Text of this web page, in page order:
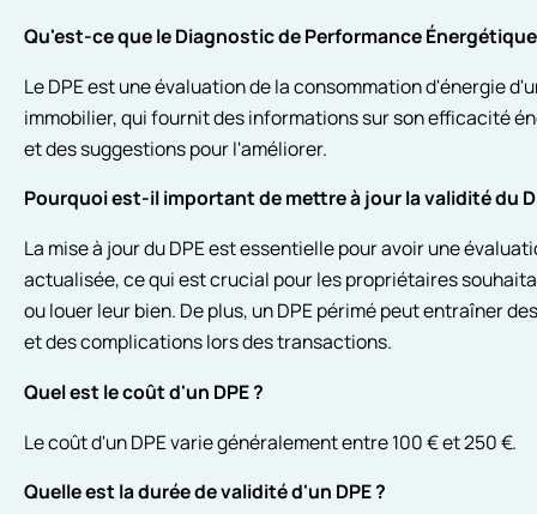
Qu'est-ce que le Diagnostic de Performance Énergétique
Le DPE est une évaluation de la consommation d'énergie
immobilier, qui fournit des informations sur son efficacité
et des suggestions pour l'améliorer.
Pourquoi est-il important de mettre à jour la validité du
La mise à jour du DPE est essentielle pour avoir une
actualisée, ce qui est crucial pour les propriétaires
ou louer leur bien. De plus, un DPE périmé peut entraîner
et des complications lors des transactions.
Quel est le coût d'un DPE ?
Le coût d'un DPE varie généralement entre 100 € et 250 €.
Quelle est la durée de validité d'un DPE ?